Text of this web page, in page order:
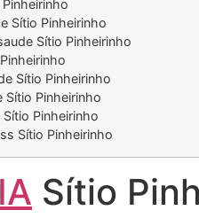
Sítio Pinheirinho
Sítio Pinheirinho
Sítio Pinheirinho
Sítio Pinheirinho
Pinheirinho
Sítio Pinheirinho
Sítio